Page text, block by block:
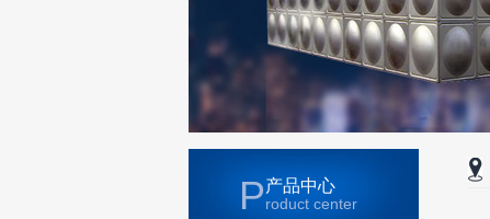
P产品中心
roduct center